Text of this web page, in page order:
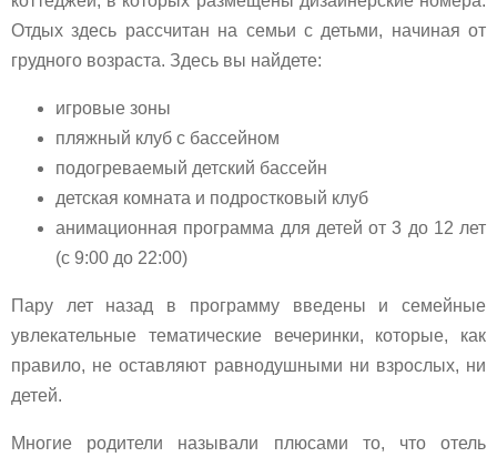
Отдых здесь рассчитан на семьи с детьми, начиная от
грудного возраста. Здесь вы найдете:
игровые зоны
пляжный клуб с бассейном
подогреваемый детский бассейн
детская комната и подростковый клуб
анимационная программа для детей от 3 до 12 лет
(с 9:00 до 22:00)
Пару лет назад в программу введены и семейные
увлекательные тематические вечеринки, которые, как
правило, не оставляют равнодушными ни взрослых, ни
детей.
Многие родители называли плюсами то, что отель